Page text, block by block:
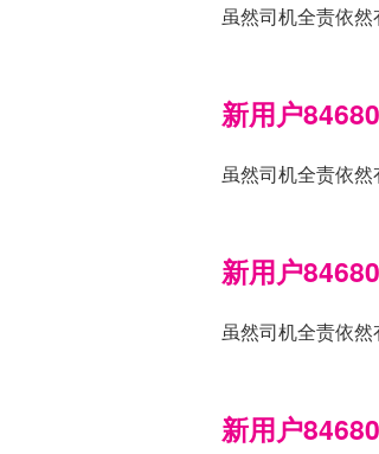
虽然司机全责依
新用户
虽然司机全责依
新用户
虽然司机全责依
新用户